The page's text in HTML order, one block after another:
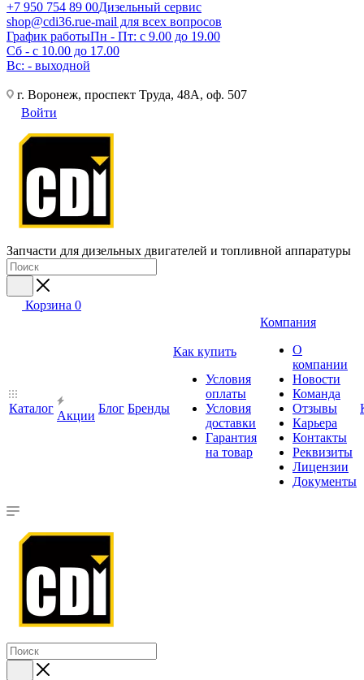
+7 950 754 89 00Дизельный сервис
shop@cdi36.rue-mail для всех вопросов
График работыПн - Пт: с 9.00 до 19.00
Сб - с 10.00 до 17.00
Вс: - выходной
г. Воронеж, проспект Труда, 48А, оф. 507
Войти
Запчасти для дизельных двигателей и топливной аппаратуры
Корзина 0
Каталог
Акции
Блог Бренды
Как купить
Условия
оплаты
Условия
доставки
Гарантия
на товар
Компания
О
компании
Новости
Команда
Отзывы
Карьера
Контакты
Реквизиты
Лицензии
Документы